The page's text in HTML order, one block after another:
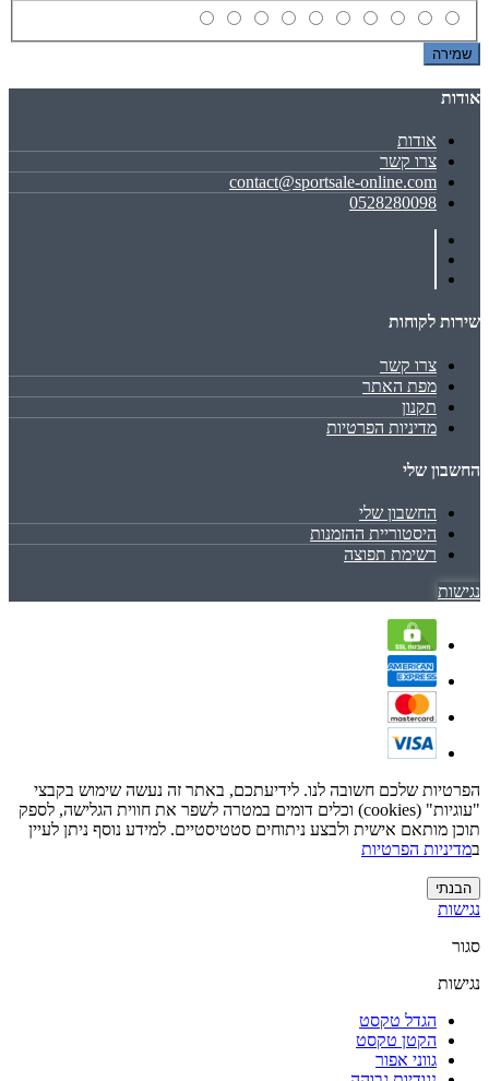
שמירה
אודות
אודות
צרו קשר
contact@sportsale-online.com
0528280098
שירות לקוחות
צרו קשר
מפת האתר
תקנון
מדיניות הפרטיות
החשבון שלי
החשבון שלי
היסטוריית ההזמנות
רשימת תפוצה
נגישות
הפרטיות שלכם חשובה לנו. לידיעתכם, באתר זה נעשה שימוש בקבצי
"עוגיות" (cookies) וכלים דומים במטרה לשפר את חווית הגלישה, לספק
תוכן מותאם אישית ולבצע ניתוחים סטטיסטיים. למידע נוסף ניתן לעיין
במדיניות הפרטיות
הבנתי
נגישות
סגור
נגישות
הגדל טקסט
הקטן טקסט
גווני אפור